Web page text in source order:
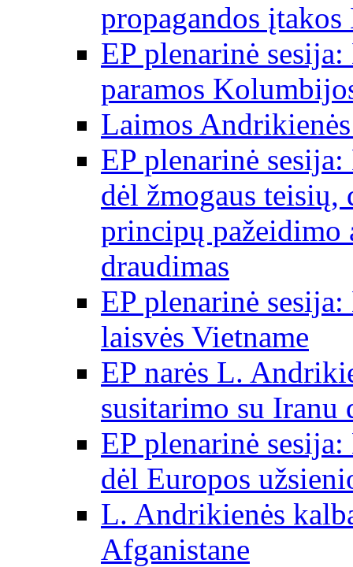
propagandos įtakos
EP plenarinė
paramos
Laimos
EP plenarinė
dėl žmogaus
principų pažeidimo
draudimas
EP plenarinė
laisvės Vietname
EP narės L.
susitarimo su Iranu
EP plenarinė
dėl Europos
L. Andrikienės
Afganistane